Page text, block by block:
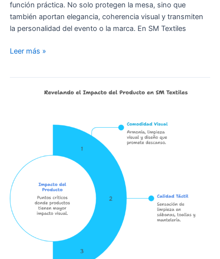
función práctica. No solo protegen la mesa, sino que
también aportan elegancia, coherencia visual y transmiten
la personalidad del evento o la marca. En SM Textiles
Leer más »
los
30
Segundos
en
Textiles